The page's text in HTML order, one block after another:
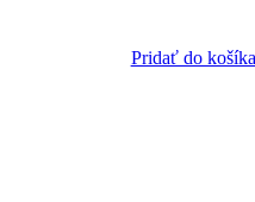
Pridať do košíka